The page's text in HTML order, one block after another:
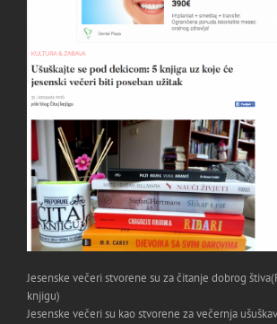
Jesenske večeri stvorene su za čitanje dobrog štiva
knjigu)
Jesenske večeri su kao stvorene za večernja